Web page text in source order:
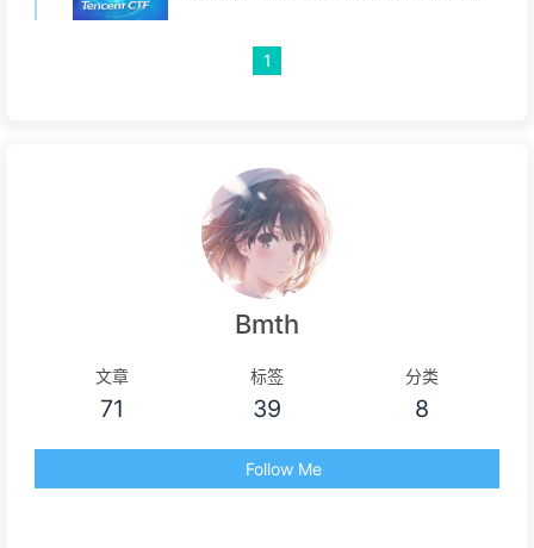
1
Bmth
文章
71
标签
39
分类
8
Follow Me